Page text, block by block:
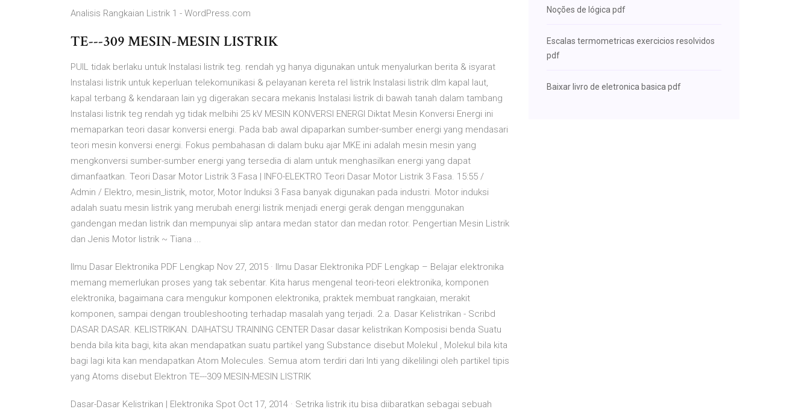
Analisis Rangkaian Listrik 1 - WordPress.com
TE---309 MESIN-MESIN LISTRIK
PUIL tidak berlaku untuk Instalasi listrik teg. rendah yg hanya digunakan untuk menyalurkan berita & isyarat
Instalasi listrik untuk keperluan telekomunikasi & pelayanan kereta rel listrik Instalasi listrik dlm kapal laut,
kapal terbang & kendaraan lain yg digerakan secara mekanis Instalasi listrik di bawah tanah dalam tambang
Instalasi listrik teg rendah yg tidak melbihi 25 kV MESIN KONVERSI ENERGI Diktat Mesin Konversi Energi ini
memaparkan teori dasar konversi energi. Pada bab awal dipaparkan sumber-sumber energi yang mendasari
teori mesin konversi energi. Fokus pembahasan di dalam buku ajar MKE ini adalah mesin mesin yang
mengkonversi sumber-sumber energi yang tersedia di alam untuk menghasilkan energi yang dapat
dimanfaatkan. Teori Dasar Motor Listrik 3 Fasa | INFO-ELEKTRO Teori Dasar Motor Listrik 3 Fasa. 15:55 /
Admin / Elektro, mesin_listrik, motor, Motor Induksi 3 Fasa banyak digunakan pada industri. Motor induksi
adalah suatu mesin listrik yang merubah energi listrik menjadi energi gerak dengan menggunakan
gandengan medan listrik dan mempunyai slip antara medan stator dan medan rotor. Pengertian Mesin Listrik
dan Jenis Motor listrik ~ Tiana ...
Ilmu Dasar Elektronika PDF Lengkap Nov 27, 2015 · Ilmu Dasar Elektronika PDF Lengkap – Belajar elektronika
memang memerlukan proses yang tak sebentar. Kita harus mengenal teori-teori elektronika, komponen
elektronika, bagaimana cara mengukur komponen elektronika, praktek membuat rangkaian, merakit
komponen, sampai dengan troubleshooting terhadap masalah yang terjadi. 2.a. Dasar Kelistrikan - Scribd
DASAR DASAR. KELISTRIKAN. DAIHATSU TRAINING CENTER Dasar dasar kelistrikan Komposisi benda Suatu
benda bila kita bagi, kita akan mendapatkan suatu partikel yang Substance disebut Molekul , Molekul bila kita
bagi lagi kita kan mendapatkan Atom Molecules. Semua atom terdiri dari Inti yang dikelilingi oleh partikel tipis
yang Atoms disebut Elektron TE---309 MESIN-MESIN LISTRIK
Dasar-Dasar Kelistrikan | Elektronika Spot Oct 17, 2014 · Setrika listrik itu bisa diibaratkan sebagai sebuah
Noções de lógica pdf
Escalas termometricas exercicios resolvidos
pdf
Baixar livro de eletronica basica pdf